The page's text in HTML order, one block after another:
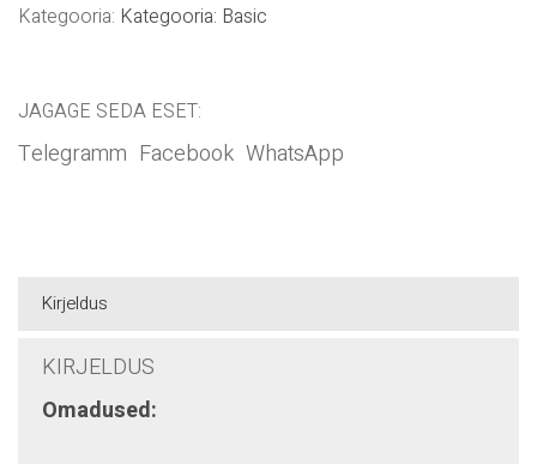
Kategooria: Kategooria: Basic
JAGAGE SEDA ESET:
Telegramm Facebook WhatsApp
Kirjeldus
KIRJELDUS
Omadused: